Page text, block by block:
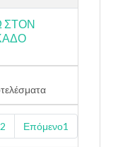
ΣΤΟΝ
2 Επόμενο1